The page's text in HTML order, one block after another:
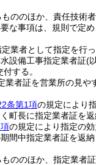
ののほか、責任技術
な事項は、規則で定め
業者として指定を行
設備工事指定業者証(
付する。
業者証を営業所の見や
条第1項の規定により
町長に指定業者証を
の規定により指定の
間中指定業者証を返
ののほか、指定業者